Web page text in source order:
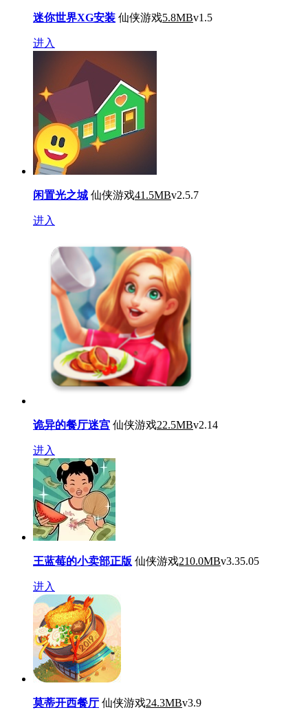
迷你世界XG安装 仙侠游戏5.8MBv1.5
进入
闲置光之城 仙侠游戏41.5MBv2.5.7
进入
诡异的餐厅迷宫 仙侠游戏22.5MBv2.14
进入
王蓝莓的小卖部正版 仙侠游戏210.0MBv3.35.05
进入
莫蒂开西餐厅 仙侠游戏24.3MBv3.9